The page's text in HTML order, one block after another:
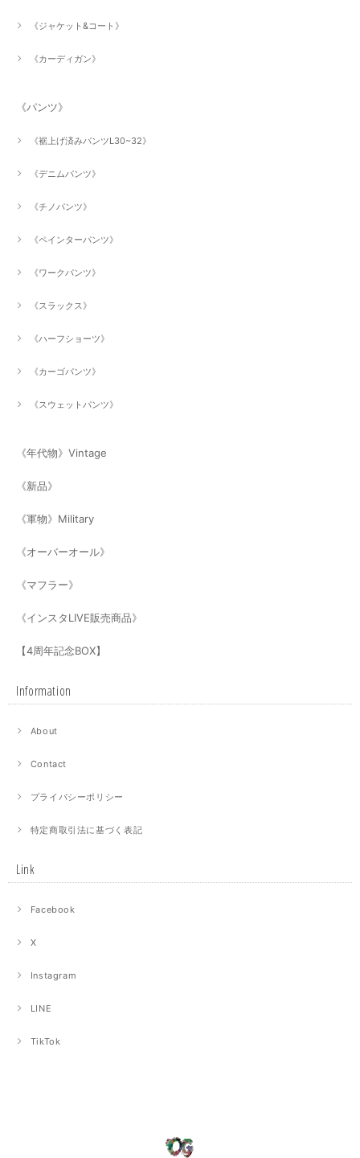
《ジャケット&コート》
《カーディガン》
《パンツ》
《裾上げ済みパンツL30~32》
《デニムパンツ》
《チノパンツ》
《ペインターパンツ》
《ワークパンツ》
《スラックス》
《ハーフショーツ》
《カーゴパンツ》
《スウェットパンツ》
《年代物》Vintage
《新品》
《軍物》Military
《オーバーオール》
《マフラー》
《インスタLIVE販売商品》
【4周年記念BOX】
Information
About
Contact
プライバシーポリシー
特定商取引法に基づく表記
Link
Facebook
X
Instagram
LINE
TikTok